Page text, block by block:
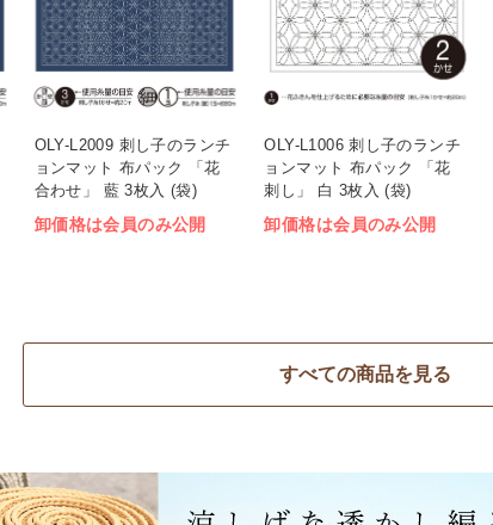
OLY-L2009 刺し子のランチ
ョンマット 布パック 「花
合わせ」 藍 3枚入 (袋)
卸価格は会員のみ公開
OLY-L1006 刺し子のランチ
ョンマット 布パック 「花
刺し」 白 3枚入 (袋)
卸価格は会員のみ公開
すべての商品を見る